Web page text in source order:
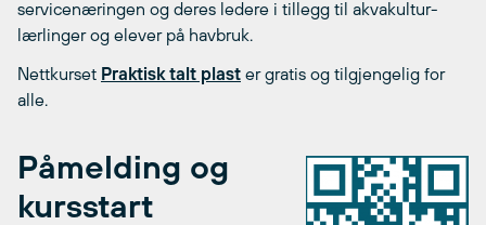
servicenæringen og deres ledere i tillegg til akvakultur-
lærlinger og elever på havbruk.
Nettkurset Praktisk talt plast er gratis og tilgjengelig for
alle.
Påmelding og
kursstart